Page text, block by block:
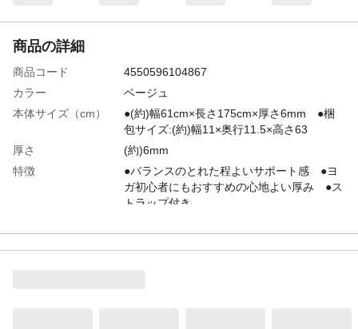
商品の詳細
商品コード
4550596104867
カラー
ベージュ
本体サイズ（cm）
●(約)幅61cm×長さ175cm×厚さ6mm ●梱
包サイズ:(約)幅11×奥行11.5×高さ63
厚さ
(約)6mm
特徴
●バランスのとれた程よいサポート感 ●ヨ
ガ初心者にもおすすめの心地よい厚み ●ス
トラップ付き